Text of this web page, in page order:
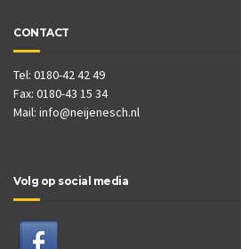
CONTACT
Tel: 0180-42 42 49
Fax: 0180-43 15 34
Mail: info@neijenesch.nl
Volg op social media